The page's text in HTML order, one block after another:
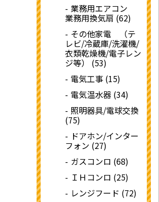
業務用エアコン
業務用換気扇 (62)
その他家電 （テ
レビ/冷蔵庫/洗濯機/
衣類乾燥機/電子レン
ジ等） (53)
電気工事 (15)
電気温水器 (34)
照明器具/電球交換
(75)
ドアホン/インター
フォン (27)
ガスコンロ (68)
ＩＨコンロ (25)
レンジフード (72)